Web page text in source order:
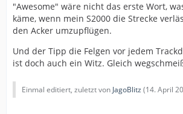
"Awesome" wäre nicht das erste Wort,
käme, wenn mein S2000 die Strecke
den Acker umzupflügen.
Und der Tipp die Felgen vor jedem
ist doch auch ein Witz. Gleich
Einmal editiert, zuletzt von JagoBlitz (14. April